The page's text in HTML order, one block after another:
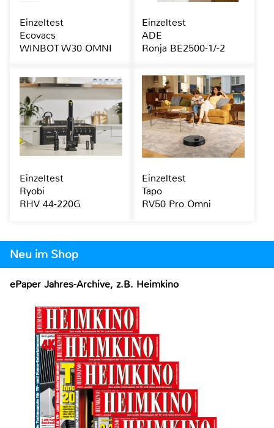
Neu im Shop
ePaper Jahres-Archive, z.B. Heimkino
Einzeltest
Ecovacs
WINBOT W30 OMNI
Einzeltest
ADE
Ronja BE2500-1/-2
Einzeltest
Ryobi
RHV 44-220G
Einzeltest
Tapo
RV50 Pro Omni